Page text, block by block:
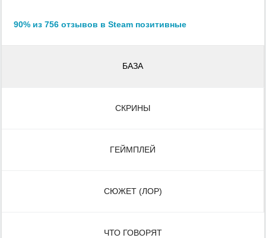
90% из 756 отзывов в Steam позитивные
БАЗА
СКРИНЫ
ГЕЙМПЛЕЙ
СЮЖЕТ (ЛОР)
ЧТО ГОВОРЯТ